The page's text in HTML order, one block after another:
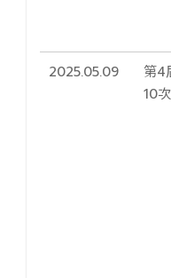
2025.05.09
第4
10次